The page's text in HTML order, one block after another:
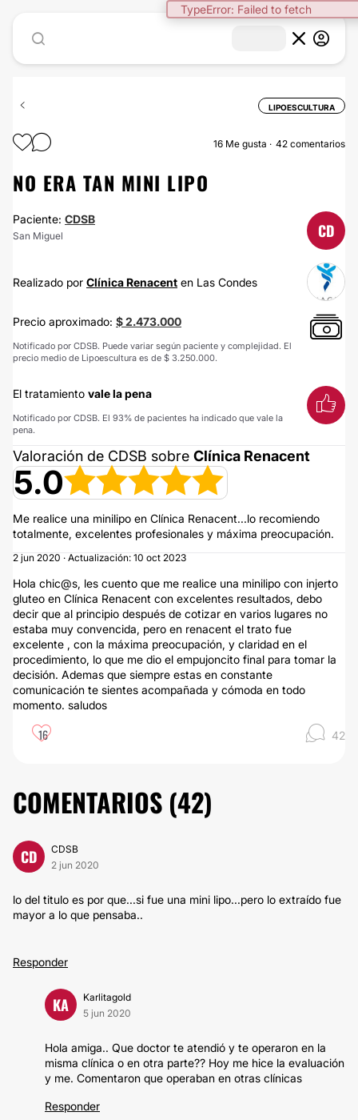
LIPOESCULTURA
16 Me gusta 42 comentarios
NO ERA TAN MINI LIPO
Paciente: CDSB
San Miguel CD
Realizado por Clínica Renacent en Las Condes
Precio aproximado: $ 2.473.000
Notificado por CDSB. Puede variar según paciente y complejidad. El
precio medio de Lipoescultura es de $ 3.250.000.
El tratamiento vale la pena
Notificado por CDSB. El 93% de pacientes ha indicado que vale la
pena.
Valoración de CDSB sobre Clínica Renacent
5.0
Me realice una minilipo en Clínica Renacent...lo recomiendo
totalmente, excelentes profesionales y máxima preocupación.
2 jun 2020 · Actualización: 10 oct 2023
Hola chic@s, les cuento que me realice una minilipo con injerto
gluteo en Clínica Renacent con excelentes resultados, debo
decir que al principio después de cotizar en varios lugares no
estaba muy convencida, pero en renacent el trato fue
excelente , con la máxima preocupación, y claridad en el
procedimiento, lo que me dio el empujoncito final para tomar la
decisión. Ademas que siempre estas en constante
comunicación te sientes acompañada y cómoda en todo
momento. saludos
16 42
COMENTARIOS (42)
CD
CDSB
2 jun 2020
lo del titulo es por que...si fue una mini lipo...pero lo extraído fue
mayor a lo que pensaba..
Responder
KA
Karlitagold
5 jun 2020
Hola amiga.. Que doctor te atendió y te operaron en la
misma clínica o en otra parte?? Hoy me hice la evaluación
y me. Comentaron que operaban en otras clínicas
Responder